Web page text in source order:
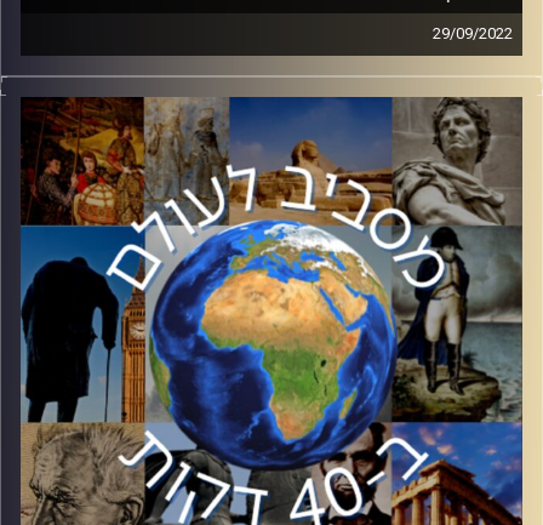
29/09/2022
בשבוע שעבר, לראשונה עקפה האוכלוסיה הקתולית בצפון
אירלנד את האוכלסיה הפרוטסטנטית. שינוי דמוגרפי זה יכול
להצית מחדש את הסכסוך האירי, סכסוך שבדומה לסכסוך
הישראלי פלסטיני מערב טריטוריה, דת ומאבק דמוגרפי. בפרק
זה ד״ר אורי קציר יסקור את תולדות הסכסוך האירי והשוואתו
לסכסוך שלנו.
קרדיט תמונות: יוסי מצרי